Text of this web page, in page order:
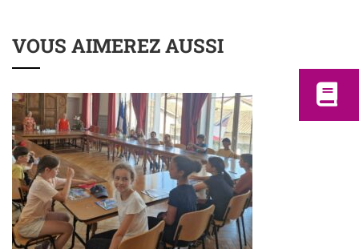
VOUS AIMEREZ AUSSI